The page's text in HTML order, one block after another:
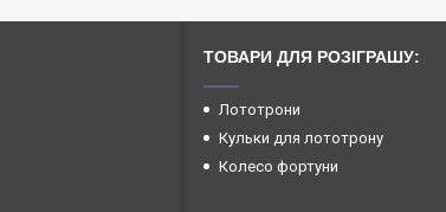
ТОВАРИ ДЛЯ РОЗІГРАШУ:
Лототрони
Кульки для лототрону
Колесо фортуни